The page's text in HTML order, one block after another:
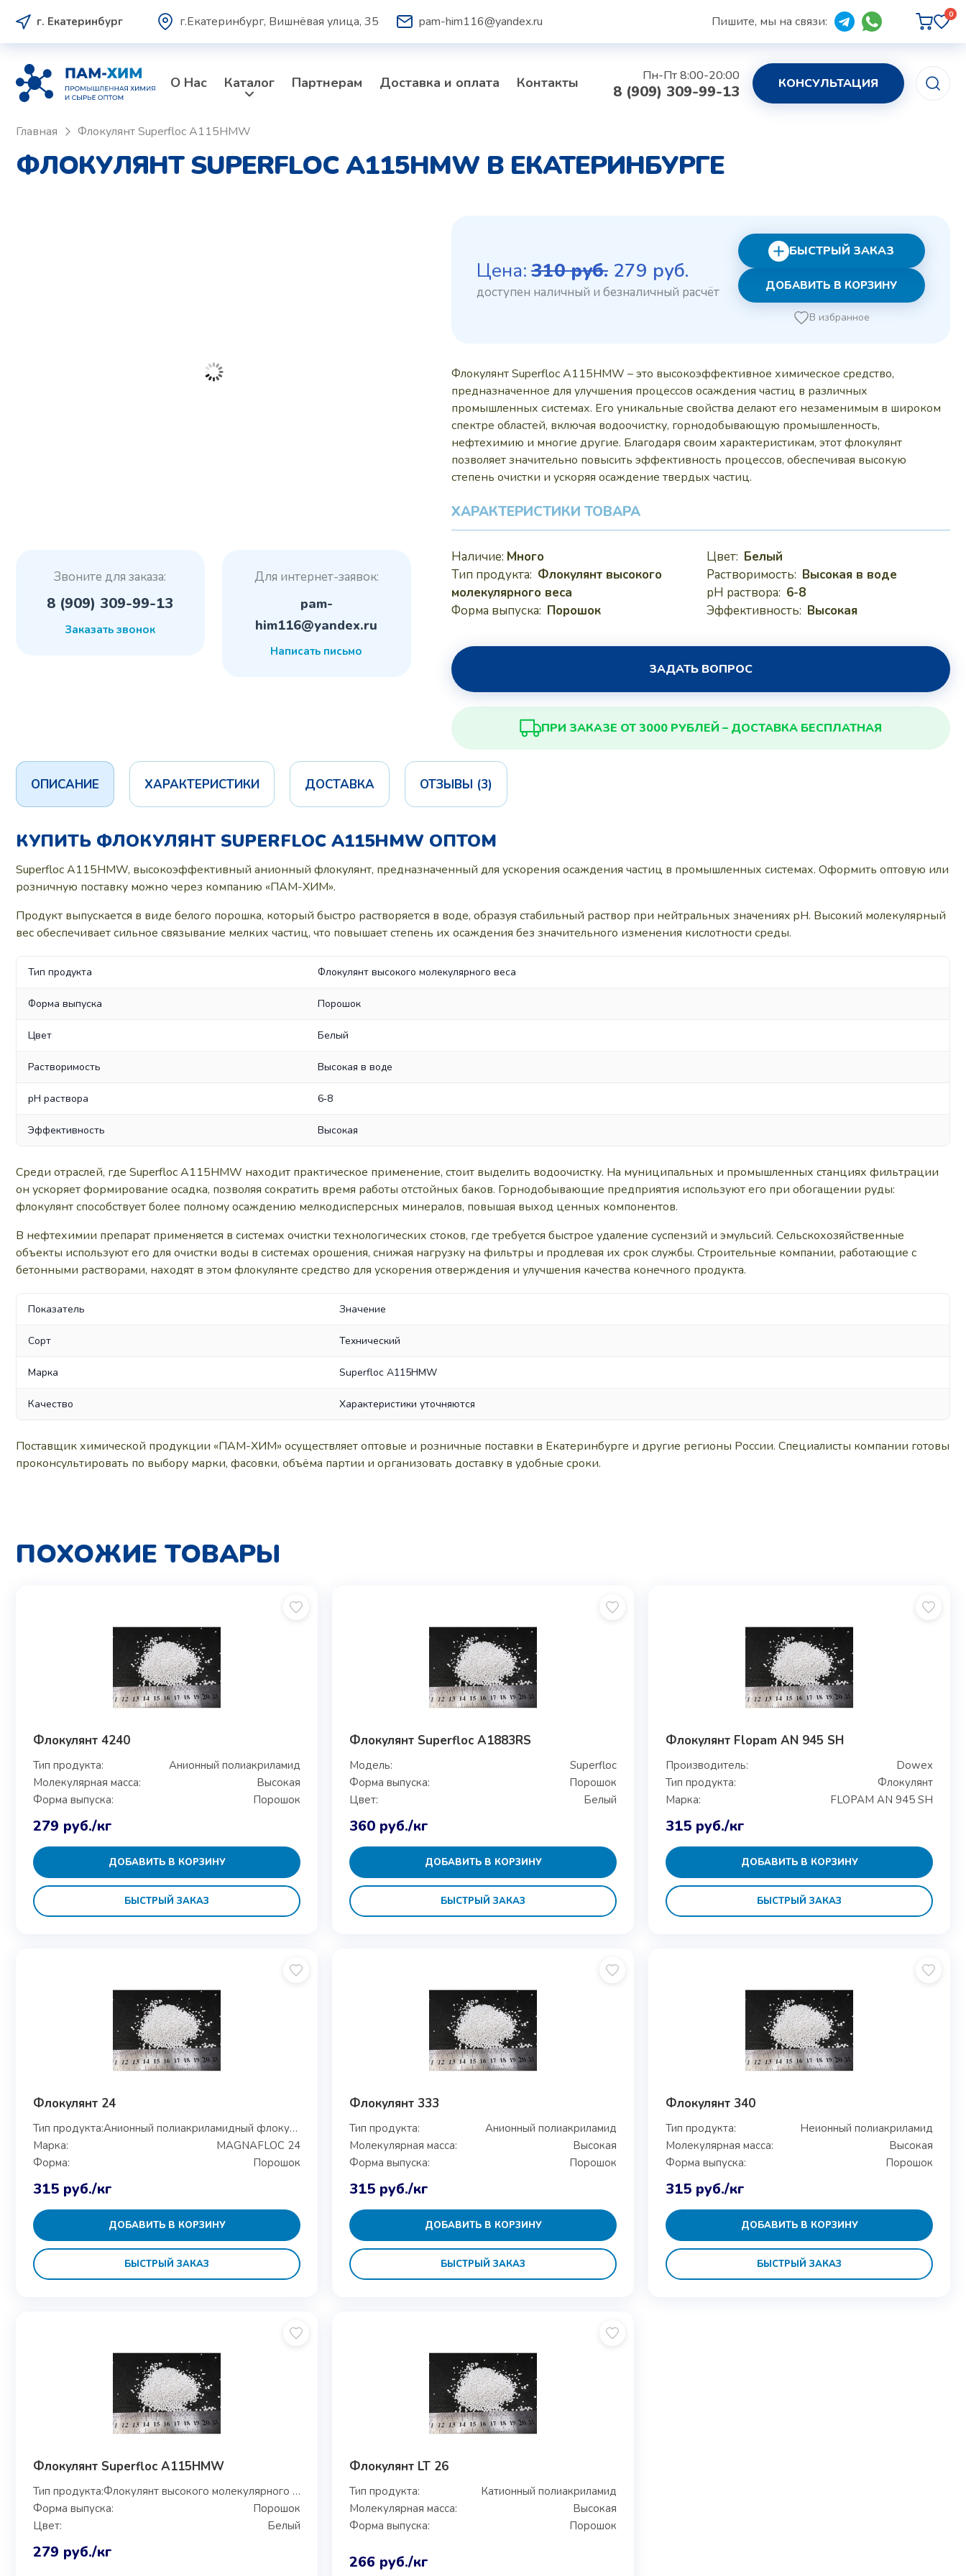
г. Екатеринбург г.Екатеринбург, Вишнёвая улица, 35 pam-him116@yandex.ru Пишите, мы на связи: 0
О Нас Каталог Партнерам Доставка и оплата Контакты Пн-Пт 8:00-20:00
8 (909) 309-99-13 КОНСУЛЬТАЦИЯ
Главная Флокулянт Superfloc A115HMW
ФЛОКУЛЯНТ SUPERFLOC A115HMW В ЕКАТЕРИНБУРГЕ
Звоните для заказа:
8 (909) 309-99-13
Заказать звонок
Для интернет-заявок:
pam-
him116@yandex.ru
Написать письмо
Цена: 310руб. Первоначальная
цена
279 руб.Текущая
цена:
ДОБАВИТЬ В КОРЗИНУ
БЫСТРЫЙ ЗАКАЗ
В избранное
Флокулянт Superfloc A115HMW – это высокоэффективное химическое средство,
предназначенное для улучшения процессов осаждения частиц в различных
промышленных системах. Его уникальные свойства делают его незаменимым в широком
спектре областей, включая водоочистку, горнодобывающую промышленность,
нефтехимию и многие другие. Благодаря своим характеристикам, этот флокулянт
позволяет значительно повысить эффективность процессов, обеспечивая высокую
степень очистки и ускоряя осаждение твердых частиц.
ХАРАКТЕРИСТИКИ ТОВАРА
Наличие: Много
Тип продукта: Флокулянт высокого
молекулярного веса
Форма выпуска: Порошок
Цвет: Белый
Растворимость: Высокая в воде
pH раствора: 6-8
Эффективность: Высокая
ЗАДАТЬ ВОПРОС
ПРИ ЗАКАЗЕ ОТ 3000 РУБЛЕЙ – ДОСТАВКА БЕСПЛАТНАЯ
ОПИСАНИЕ ХАРАКТЕРИСТИКИ ДОСТАВКА ОТЗЫВЫ (3)
КУПИТЬ ФЛОКУЛЯНТ SUPERFLOC A115HMW ОПТОМ
Superfloc A115HMW, высокоэффективный анионный флокулянт, предназначенный для ускорения осаждения частиц в промышленных системах. Оформить оптовую или
розничную поставку можно через компанию «ПАМ-ХИМ».
Продукт выпускается в виде белого порошка, который быстро растворяется в воде, образуя стабильный раствор при нейтральных значениях pH. Высокий молекулярный
вес обеспечивает сильное связывание мелких частиц, что повышает степень их осаждения без значительного изменения кислотности среды.
Тип продукта Флокулянт высокого молекулярного веса
Форма выпуска Порошок
Цвет Белый
Растворимость Высокая в воде
pH раствора 6‑8
Эффективность Высокая
Среди отраслей, где Superfloc A115HMW находит практическое применение, стоит выделить водоочистку. На муниципальных и промышленных станциях фильтрации
он ускоряет формирование осадка, позволяя сократить время работы отстойных баков. Горнодобывающие предприятия используют его при обогащении руды:
флокулянт способствует более полному осаждению мелкодисперсных минералов, повышая выход ценных компонентов.
В нефтехимии препарат применяется в системах очистки технологических стоков, где требуется быстрое удаление суспензий и эмульсий. Сельскохозяйственные
объекты используют его для очистки воды в системах орошения, снижая нагрузку на фильтры и продлевая их срок службы. Строительные компании, работающие с
бетонными растворами, находят в этом флокулянте средство для ускорения отверждения и улучшения качества конечного продукта.
Показатель Значение
Сорт Технический
Марка Superfloc A115HMW
Качество Характеристики уточняются
Поставщик химической продукции «ПАМ-ХИМ» осуществляет оптовые и розничные поставки в Екатеринбурге и другие регионы России. Специалисты компании готовы
проконсультировать по выбору марки, фасовки, объёма партии и организовать доставку в удобные сроки.
ПОХОЖИЕ ТОВАРЫ
Флокулянт 4240
Тип продукта:
Анионный полиакриламид
Молекулярная масса:
Высокая
Форма выпуска:
Порошок
279 руб./кг
ДОБАВИТЬ В КОРЗИНУ
БЫСТРЫЙ ЗАКАЗ
Флокулянт Superfloc A1883RS
Модель:
Superfloc
Форма выпуска:
Порошок
Цвет:
Белый
360 руб./кг
ДОБАВИТЬ В КОРЗИНУ
БЫСТРЫЙ ЗАКАЗ
Флокулянт Flopam AN 945 SH
Производитель:
Dowex
Тип продукта:
Флокулянт
Марка:
FLOPAM AN 945 SH
315 руб./кг
ДОБАВИТЬ В КОРЗИНУ
БЫСТРЫЙ ЗАКАЗ
Флокулянт 24
Тип продукта:
Анионный полиакриламидный флокулянт
Марка:
MAGNAFLOC 24
Форма:
Порошок
315 руб./кг
ДОБАВИТЬ В КОРЗИНУ
БЫСТРЫЙ ЗАКАЗ
Флокулянт 333
Тип продукта:
Анионный полиакриламид
Молекулярная масса:
Высокая
Форма выпуска:
Порошок
315 руб./кг
ДОБАВИТЬ В КОРЗИНУ
БЫСТРЫЙ ЗАКАЗ
Флокулянт 340
Тип продукта:
Неионный полиакриламид
Молекулярная масса:
Высокая
Форма выпуска:
Порошок
315 руб./кг
ДОБАВИТЬ В КОРЗИНУ
БЫСТРЫЙ ЗАКАЗ
Флокулянт Superfloc A115HMW
Тип продукта:
Флокулянт высокого молекулярного веса
Форма выпуска:
Порошок
Цвет:
Белый
279 руб./кг
Флокулянт LT 26
Тип продукта:
Катионный полиакриламид
Молекулярная масса:
Высокая
Форма выпуска:
Порошок
266 руб./кг